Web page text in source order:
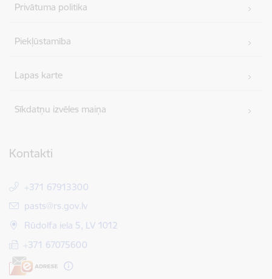
Privātuma politika
Piekļūstamība
Lapas karte
Sīkdatņu izvēles maiņa
Kontakti
+371 67913300
E-pasts:
pasts@rs.gov.lv
Rūdolfa iela 5, LV 1012
+371 67075600